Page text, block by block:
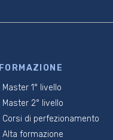
FORMAZIONE
Master 1° livello
Master 2° livello
Corsi di perfezionamento
Alta formazione